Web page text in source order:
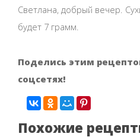
Светлана, добрый вечер.
будет 7 грамм.
Поделись этим
соцсетях!
Похожие